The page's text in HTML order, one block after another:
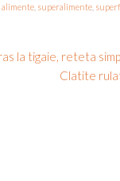
alimente superalimente
la tigaie, reteta
Clatite